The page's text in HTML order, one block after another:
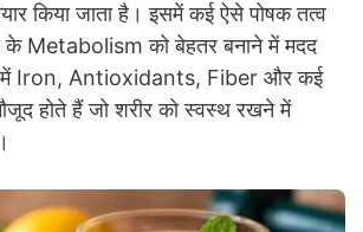
किया जाता है। इसमें कई ऐसे पोषक तत्व
के Metabolism को बेहतर बनाने में मदद
में Iron, Antioxidants, Fiber और कई
होते हैं जो शरीर को स्वस्थ रखने में